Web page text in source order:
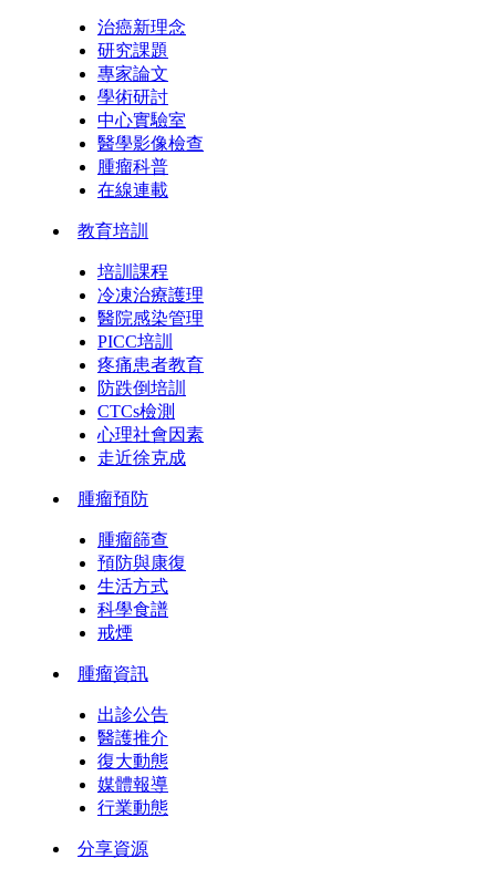
治癌新理念
研究課題
專家論文
學術研討
中心實驗室
醫學影像檢查
腫瘤科普
在線連載
教育培訓
培訓課程
冷凍治療護理
醫院感染管理
PICC培訓
疼痛患者教育
防跌倒培訓
CTCs檢測
心理社會因素
走近徐克成
腫瘤預防
腫瘤篩查
預防與康復
生活方式
科學食譜
戒煙
腫瘤資訊
出診公告
醫護推介
復大動態
媒體報導
行業動態
分享資源